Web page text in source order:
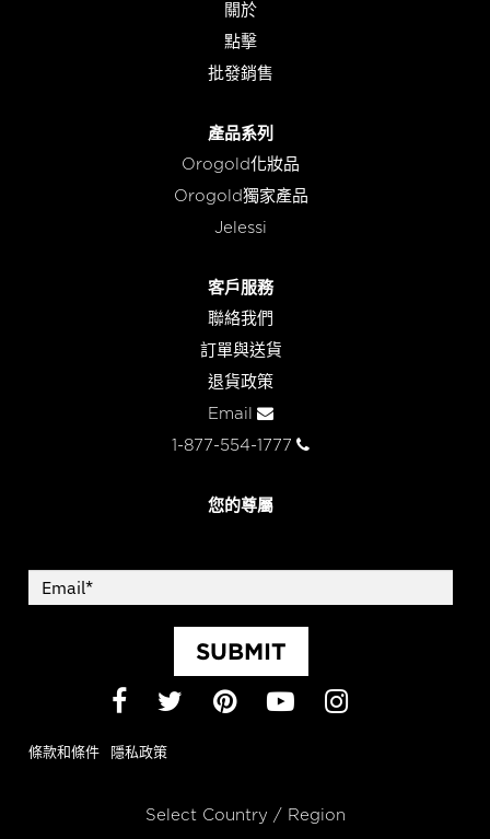
關於
點擊
批發銷售
產品系列
Orogold化妝品
Orogold獨家產品
Jelessi
客戶服務
聯絡我們
訂單與送貨
退貨政策
Email
1-877-554-1777
您的尊屬
SUBMIT
Facebook
TwitterPinterest
YouTubeInstagram
條款和條件 隱私政策
Select Country / Region